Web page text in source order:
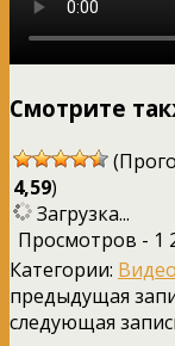
Смотрите
4,59)
Загрузка...
Просмотров - 1
Категории:
предыдущая
следующая